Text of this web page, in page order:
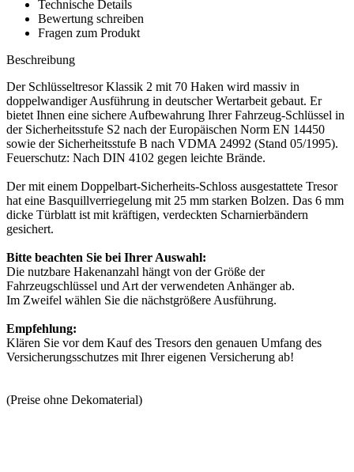
Technische Details
Bewertung schreiben
Fragen zum Produkt
Beschreibung
Der Schlüsseltresor Klassik 2 mit 70 Haken wird massiv in
doppelwandiger Ausführung in deutscher Wertarbeit gebaut. Er
bietet Ihnen eine sichere Aufbewahrung Ihrer Fahrzeug-Schlüssel in
der Sicherheitsstufe S2 nach der Europäischen Norm EN 14450
sowie der Sicherheitsstufe B nach VDMA 24992 (Stand 05/1995).
Feuerschutz: Nach DIN 4102 gegen leichte Brände.
Der mit einem Doppelbart-Sicherheits-Schloss ausgestattete Tresor
hat eine Basquillverriegelung mit 25 mm starken Bolzen. Das 6 mm
dicke Türblatt ist mit kräftigen, verdeckten Scharnierbändern
gesichert.
Bitte beachten Sie bei Ihrer Auswahl:
Die nutzbare Hakenanzahl hängt von der Größe der
Fahrzeugschlüssel und Art der verwendeten Anhänger ab.
Im Zweifel wählen Sie die nächstgrößere Ausführung.
Empfehlung:
Klären Sie vor dem Kauf des Tresors den genauen Umfang des
Versicherungsschutzes mit Ihrer eigenen Versicherung ab!
(Preise ohne Dekomaterial)